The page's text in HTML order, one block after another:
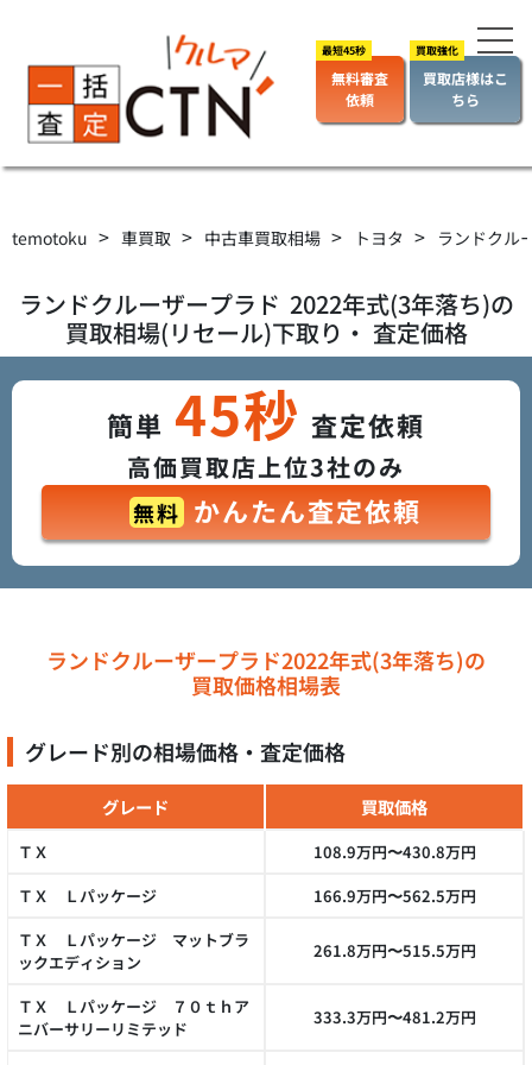
無料審査
依頼
買取店様はこ
ちら
temotoku > 車買取 > 中古車買取相場 > トヨタ > ランドクル
ランドクルーザープラド 2022年式(3年落ち)の
買取相場(リセール)下取り・ 査定価格
簡単 45秒 査定依頼
高価買取店上位3社のみ
無料 かんたん査定依頼
ランドクルーザープラド2022年式(3年落ち)の
買取価格相場表
グレード別の相場価格・査定価格
グレード 買取価格
ＴＸ
108.9万円〜430.8万円
ＴＸ Ｌパッケージ
166.9万円〜562.5万円
ＴＸ Ｌパッケージ マットブラ
ックエディション
261.8万円〜515.5万円
ＴＸ Ｌパッケージ ７０ｔｈア
ニバーサリーリミテッド
333.3万円〜481.2万円